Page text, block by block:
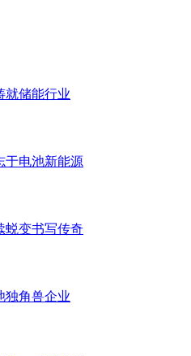
就储能行业
于电池新能源
蜕变书写传奇
独角兽企业